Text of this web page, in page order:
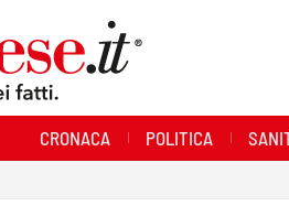
CRONACA POLITICA